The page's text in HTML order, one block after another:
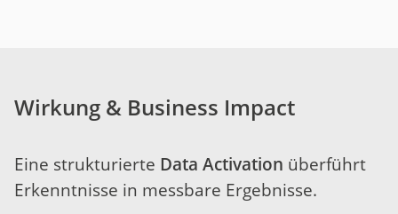
Wirkung & Business Impact
Eine strukturierte Data Activation überführt
Erkenntnisse in messbare Ergebnisse.